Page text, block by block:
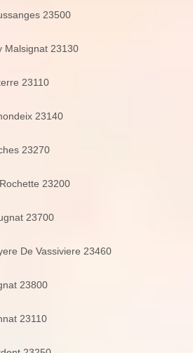
23500
Malsignat 23130
23110
23140
23270
23200
23700
De Vassiviere 23460
23800
23110